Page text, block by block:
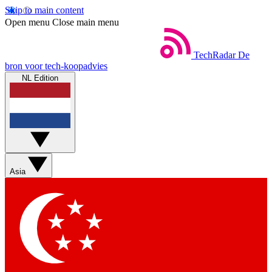
Skip to main content
Open menu Close main menu
TechRadar De
bron voor tech-koopadvies
NL Edition
Asia